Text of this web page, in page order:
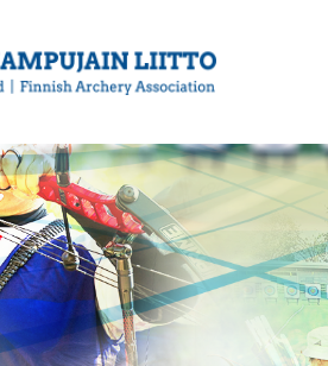
Liitto ry